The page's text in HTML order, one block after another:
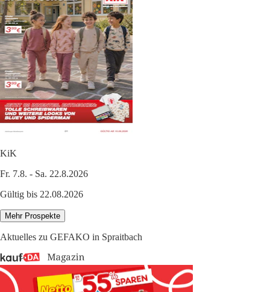
KiK
Fr. 7.8. - Sa. 22.8.2026
Gültig bis 22.08.2026
Mehr Prospekte
Aktuelles zu GEFAKO in Spraitbach